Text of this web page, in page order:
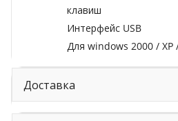
клавиш
Интерфейс USB
Для windows 2000 / XP
Доставка